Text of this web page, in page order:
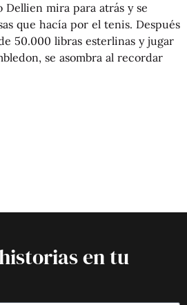
Dellien mira para atrás y se
que hacía por el tenis. Después
50.000 libras esterlinas y jugar
se asombra al recordar
en tu